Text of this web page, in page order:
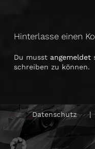
Hinterlasse einen
Du musst angemeldet
schreiben zu können.
Datenschutz